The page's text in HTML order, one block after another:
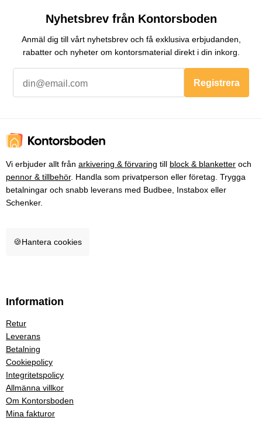
Nyhetsbrev från Kontorsboden
Anmäl dig till vårt nyhetsbrev och få exklusiva erbjudanden,
rabatter och nyheter om kontorsmaterial direkt i din inkorg.
Registrera
Vi erbjuder allt från arkivering & förvaring till block & blanketter och
pennor & tillbehör. Handla som privatperson eller företag. Trygga
betalningar och snabb leverans med Budbee, Instabox eller
Schenker.
🍪Hantera cookies
Information
Retur
Leverans
Betalning
Cookiepolicy
Integritetspolicy
Allmänna villkor
Om Kontorsboden
Mina fakturor